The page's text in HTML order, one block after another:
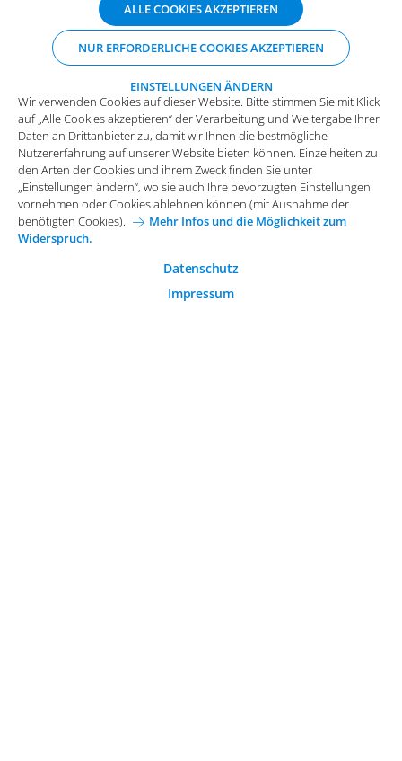
Impressum Datenschutz
Allgemeine Einkaufsbedingungen
Karriere bei Arvato Systems Kontakt
Wir verwenden Cookies auf dieser Website. Bitte stimmen Sie mit Klick
auf „Alle Cookies akzeptieren“ der Verarbeitung und Weitergabe Ihrer
Daten an Drittanbieter zu, damit wir Ihnen die bestmögliche
Nutzererfahrung auf unserer Website bieten können. Einzelheiten zu
den Arten der Cookies und ihrem Zweck finden Sie unter
„Einstellungen ändern“, wo sie auch Ihre bevorzugten Einstellungen
vornehmen oder Cookies ablehnen können (mit Ausnahme der
benötigten Cookies).
Mehr Infos und die Möglichkeit zum
Widerspruch.
Datenschutz
Impressum
ALLE COOKIES AKZEPTIEREN
NUR ERFORDERLICHE COOKIES AKZEPTIEREN
EINSTELLUNGEN ÄNDERN
auf „Alle Cookies akzeptieren“ der Verarbeitung und Weitergabe Ihrer
Daten an Drittanbieter zu, damit wir Ihnen die bestmögliche
Nutzererfahrung auf unserer Website bieten können. Einzelheiten zu
den Arten der Cookies und ihrem Zweck finden Sie unter
„Einstellungen ändern“, wo sie auch Ihre bevorzugten Einstellungen
vornehmen oder Cookies ablehnen können (mit Ausnahme der
benötigten Cookies).
Mehr Infos und die Möglichkeit zum
Widerspruch.
Funktionale Cookies
Diese Cookies sind essenziell wichtig für die einwandfreie
Funktion der Website.
Analytische Cookies
Analytische Cookies werden verwendet, um das